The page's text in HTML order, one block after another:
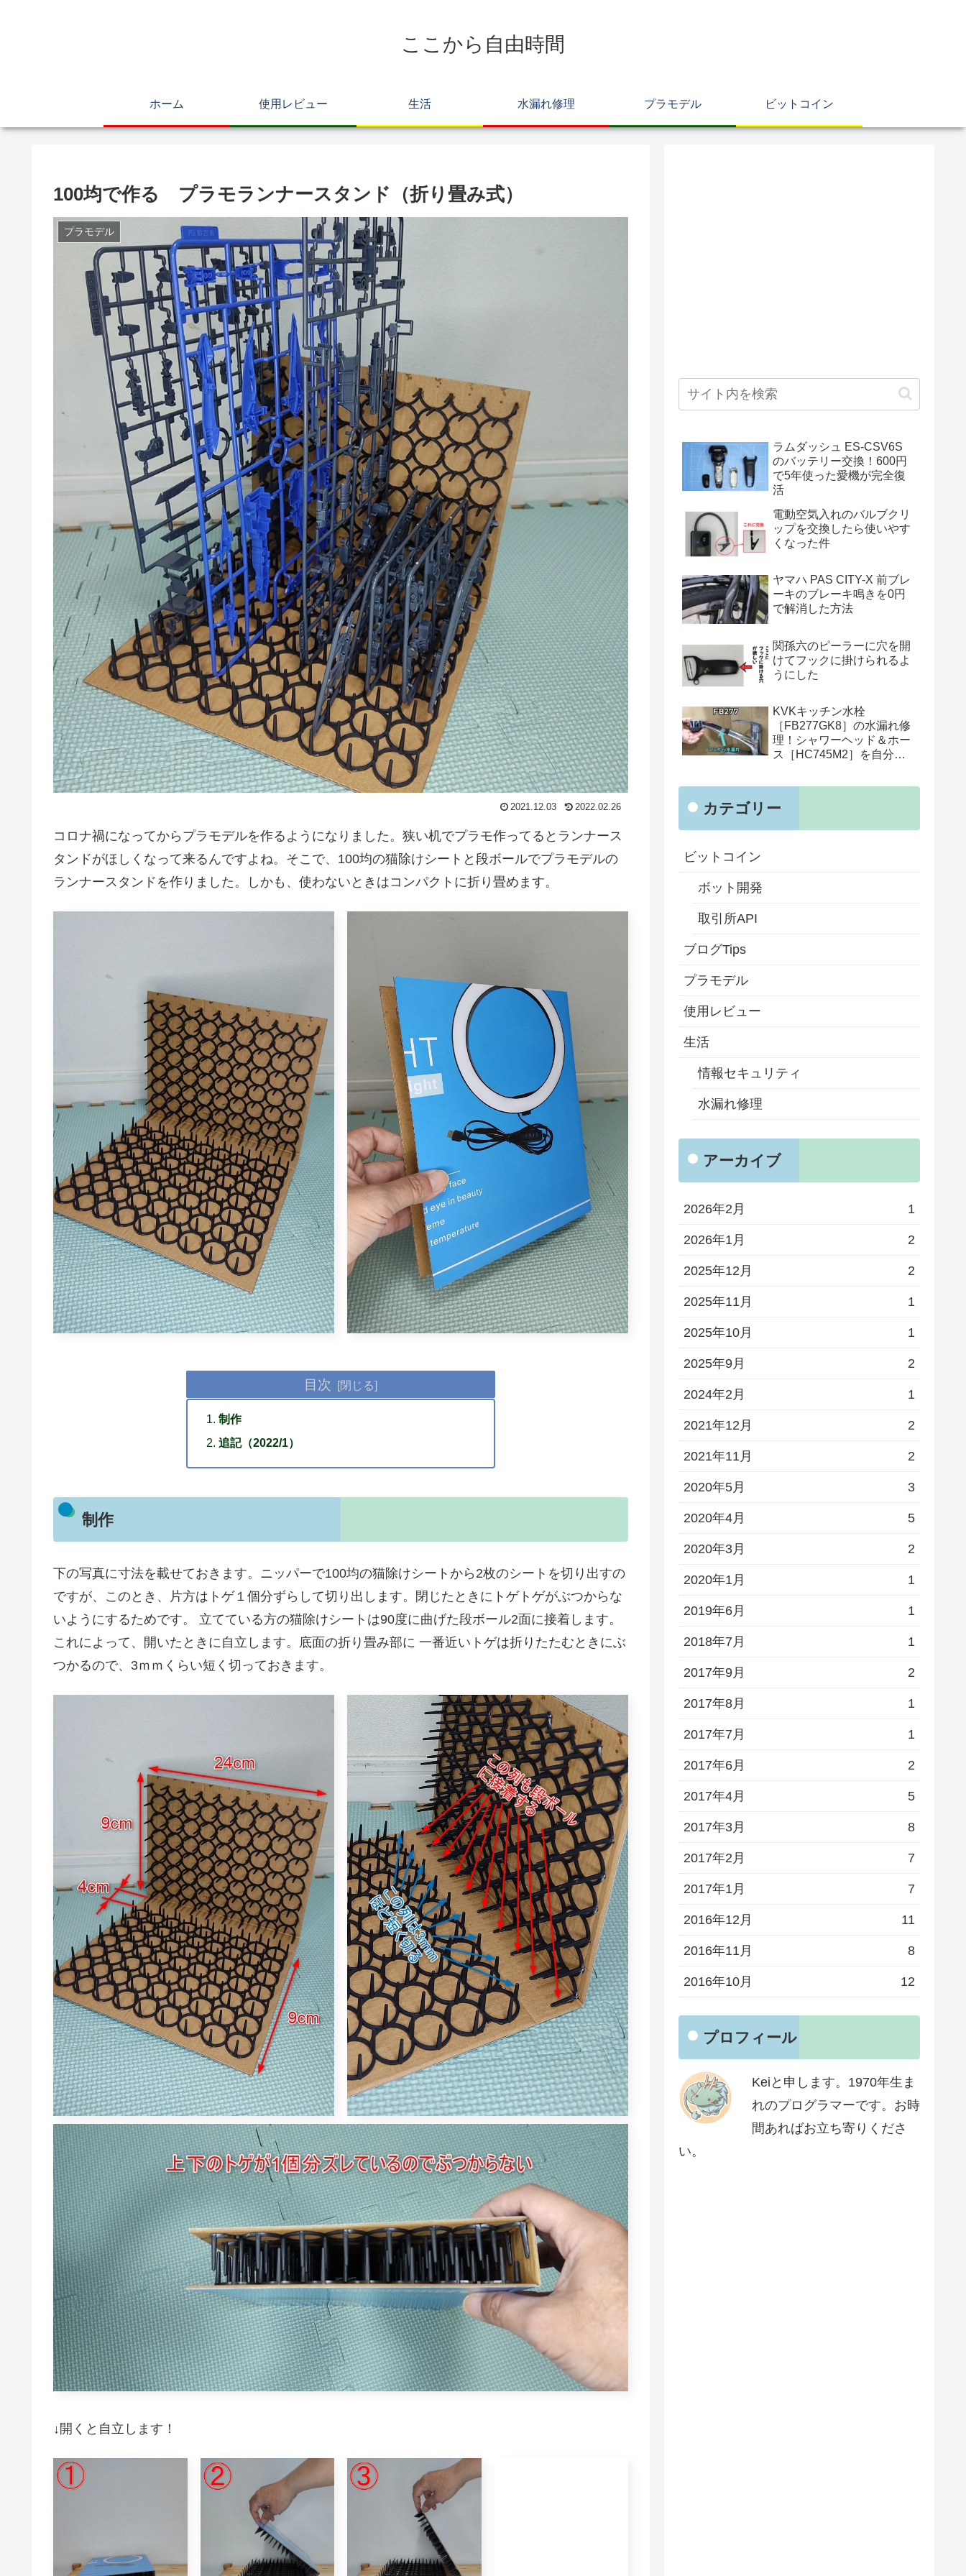
ここから自由時間
ホーム 使用レビュー 生活 水漏れ修理 プラモデル ビットコイン
100均で作る プラモランナースタンド（折り畳み式）
プラモデル
2021.12.03 2022.02.26
コロナ禍になってからプラモデルを作るようになりました。狭い机でプラモ作ってるとランナース
タンドがほしくなって来るんですよね。そこで、100均の猫除けシートと段ボールでプラモデルの
ランナースタンドを作りました。しかも、使わないときはコンパクトに折り畳めます。
目次
制作
追記（2022/1）
制作
下の写真に寸法を載せておきます。ニッパーで100均の猫除けシートから2枚のシートを切り出すの
ですが、このとき、片方はトゲ１個分ずらして切り出します。閉じたときにトゲトゲがぶつからな
いようにするためです。 立てている方の猫除けシートは90度に曲げた段ボール2面に接着します。
これによって、開いたときに自立します。底面の折り畳み部に 一番近いトゲは折りたたむときにぶ
つかるので、3ｍｍくらい短く切っておきます。
↓開くと自立します！
ラムダッシュ ES-CSV6S
のバッテリー交換！600円
で5年使った愛機が完全復
活
電動空気入れのバルブクリ
ップを交換したら使いやす
くなった件
ヤマハ PAS CITY-X 前ブレ
ーキのブレーキ鳴きを0円
で解消した方法
関孫六のピーラーに穴を開
けてフックに掛けられるよ
うにした
KVKキッチン水栓
［FB277GK8］の水漏れ修
理！シャワーヘッド＆ホー
ス［HC745M2］を自分で
カテゴリー
ビットコイン
ボット開発
取引所API
ブログTips
プラモデル
使用レビュー
生活
情報セキュリティ
水漏れ修理
アーカイブ
2026年2月 1
2026年1月 2
2025年12月 2
2025年11月 1
2025年10月 1
2025年9月 2
2024年2月 1
2021年12月 2
2021年11月 2
2020年5月 3
2020年4月 5
2020年3月 2
2020年1月 1
2019年6月 1
2018年7月 1
2017年9月 2
2017年8月 1
2017年7月 1
2017年6月 2
2017年4月 5
2017年3月 8
2017年2月 7
2017年1月 7
2016年12月 11
2016年11月 8
2016年10月 12
プロフィール
Keiと申します。1970年生ま
れのプログラマーです。お時
間あればお立ち寄りくださ
い。